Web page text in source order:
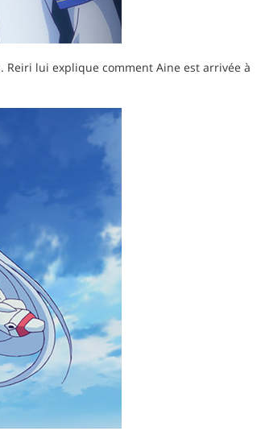
Reiri lui explique comment Aine est arrivée à